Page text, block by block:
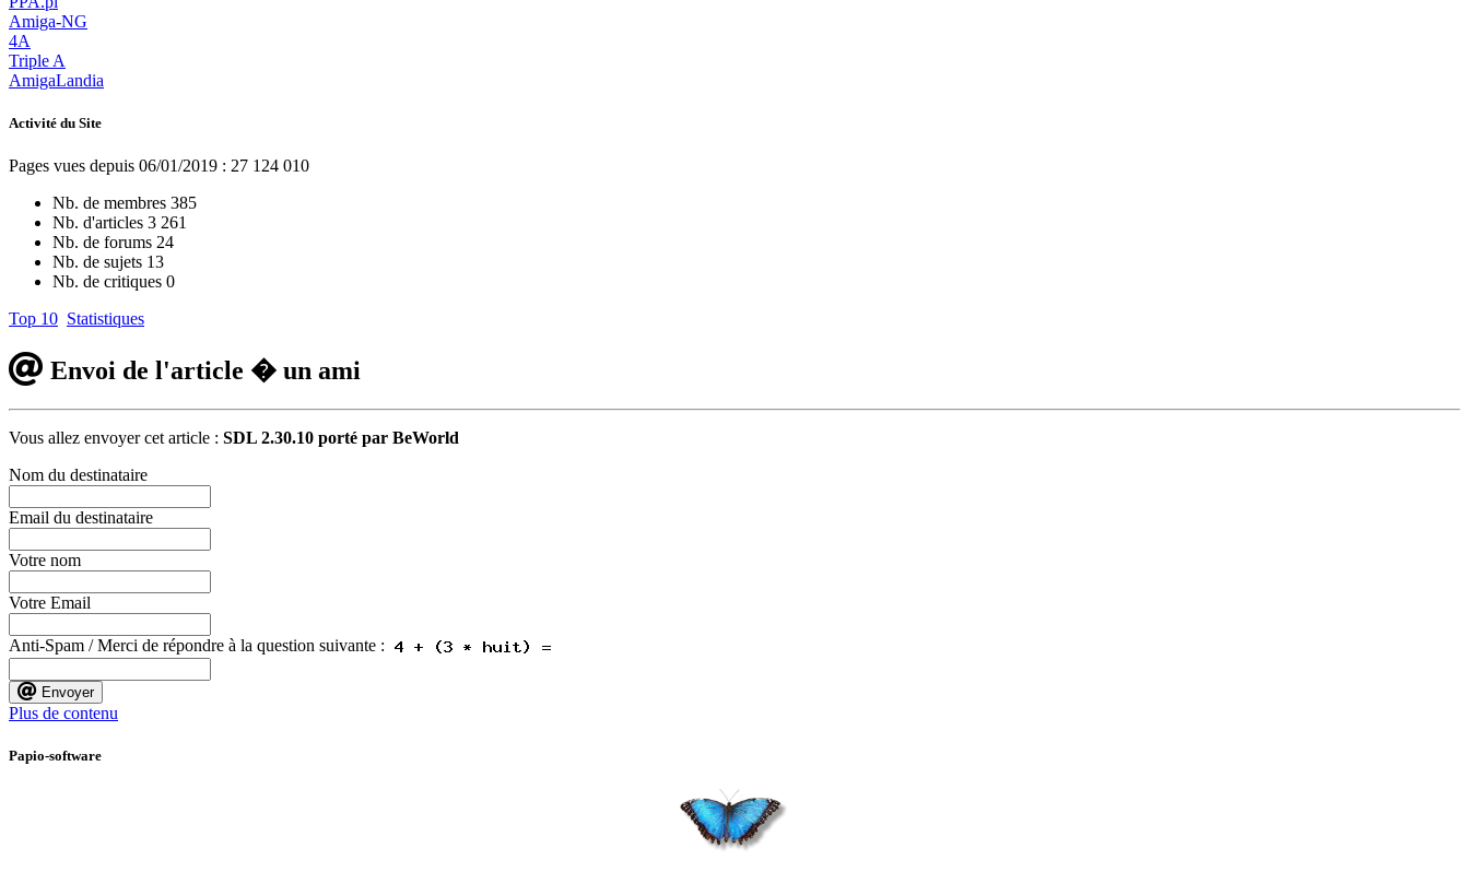
Amiga-NG
4A
Triple A
AmigaLandia
Activité du Site
Pages vues depuis 06/01/2019 : 27 124 010
Nb. de membres 385
Nb. d'articles 3 261
Nb. de forums 24
Nb. de sujets 13
Nb. de critiques 0
Top 10 Statistiques
Envoi de l'article � un ami
Vous allez envoyer cet article : SDL 2.30.10 porté par BeWorld
Nom du destinataire
Email du destinataire
Votre nom
Votre Email
Anti-Spam / Merci de répondre à la question suivante :
Envoyer
Plus de contenu
Papio-software